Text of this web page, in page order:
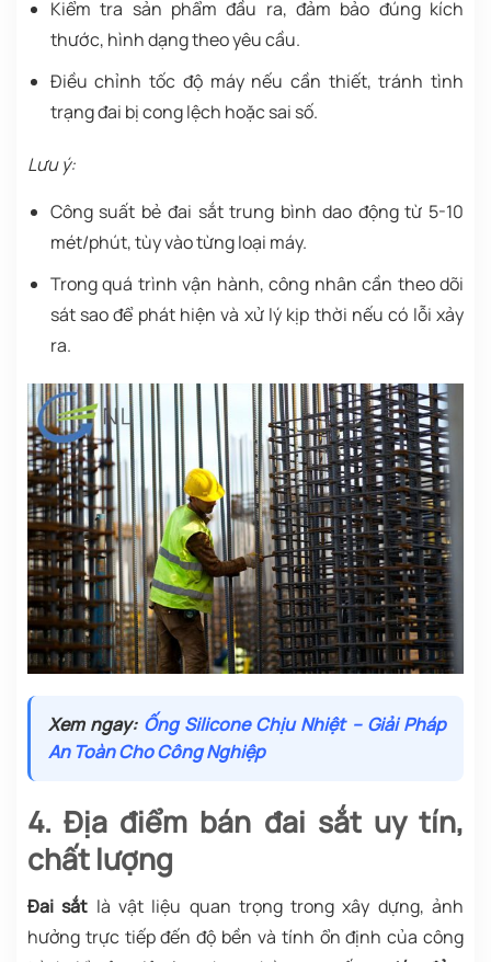
Kiểm tra sản phẩm đầu ra, đảm bảo đúng kích
thước, hình dạng theo yêu cầu.
Điều chỉnh tốc độ máy nếu cần thiết, tránh tình
trạng đai bị cong lệch hoặc sai số.
Lưu ý:
Công suất bẻ đai sắt trung bình dao động từ 5-10
mét/phút, tùy vào từng loại máy.
Trong quá trình vận hành, công nhân cần theo dõi
sát sao để phát hiện và xử lý kịp thời nếu có lỗi xảy
ra.
Xem ngay:Ống Silicone Chịu Nhiệt – Giải Pháp
An Toàn Cho Công Nghiệp
4. Địa điểm bán đai sắt uy tín,
chất lượng
Đai sắt là vật liệu quan trọng trong xây dựng, ảnh
hưởng trực tiếp đến độ bền và tính ổn định của công